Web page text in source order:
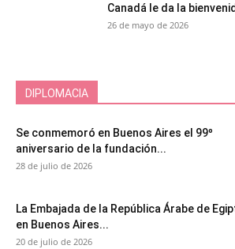
Canadá le da la
26 de mayo de 2026
DIPLOMACIA
Se conmemoró en Buenos Aires el 99º
aniversario de la fundación...
28 de julio de 2026
La Embajada de la República Árabe de
en Buenos Aires...
20 de julio de 2026